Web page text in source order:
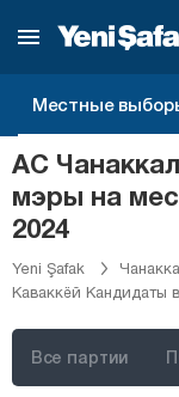
Местные
АС
мэры на
2024
Yeni Şafak
Каваккёй Кандидаты
Все партии
Бартын
Байбурт
Биледжик
Бингёль
Битлис
Болу
Бурса